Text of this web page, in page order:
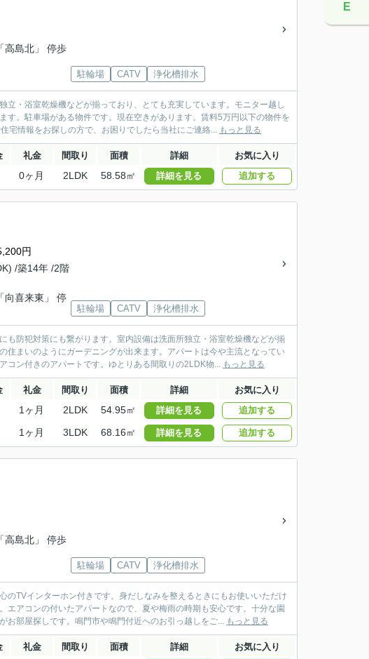
E
高島北」 停歩
駐輪場 CATV 浄化槽排水
・浴室乾燥機などが揃っており、とても充実しています。モニター越し
。駐車場がある物件です。現在空きがあります。賃料5万円以下の物件を
宅情報をお探しの方で、お困りでしたら当社にご連絡... もっと見る
礼金 間取り 面積 詳細 お気に入り
0ヶ月 2LDK 58.58㎡ 詳細を見る 追加する
円
/築14年 /2階
向喜来東」 停
駐輪場 CATV 浄化槽排水
防犯対策にも繋がります。室内設備は洗面所独立・浴室乾燥機などが揃
住まいのようにガーデニングが出来ます。アパートは今や主流となってい
コン付きのアパートです。ゆとりある間取りの2LDK物... もっと見る
礼金 間取り 面積 詳細 お気に入り
1ヶ月 2LDK 54.95㎡ 詳細を見る 追加する
1ヶ月 3LDK 68.16㎡ 詳細を見る 追加する
高島北」 停歩
駐輪場 CATV 浄化槽排水
TVインターホン付きです。身だしなみを整えるときにもお使いいただけ
アコンの付いたアパートなので、夏や梅雨の時期も安心です。十分な園
お部屋探しです。鳴門市や鳴門付近へのお引っ越しをご... もっと見る
礼金 間取り 面積 詳細 お気に入り